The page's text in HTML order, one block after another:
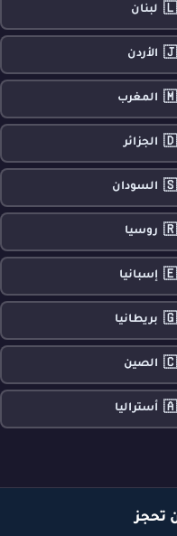
لبنان
الأردن
المغرب
الجزائر
السودان
روسيا
إسبانيا
بريطانيا
الصين
أستراليا
تحجز